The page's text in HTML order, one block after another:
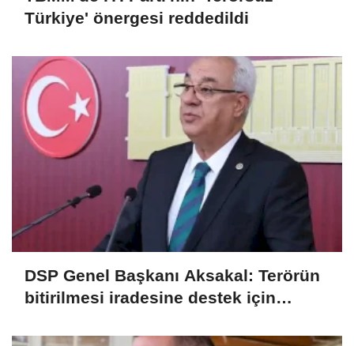
Türkiye' önergesi reddedildi
DSP Genel Başkanı Aksakal: Terörün
bitirilmesi iradesine destek için